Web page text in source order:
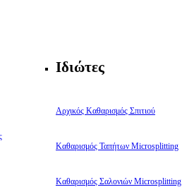
Ιδιώτες
Αρχικός Καθαρισμός Σπιτιού
Καθαρισμός Ταπήτων Microsplitting
Καθαρισμός Σαλονιών Microsplitting